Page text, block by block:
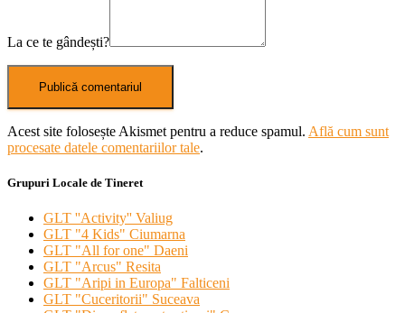
La ce te gândești?
Acest site folosește Akismet pentru a reduce spamul. Află cum sunt
procesate datele comentariilor tale.
Grupuri Locale de Tineret
GLT ''Activity'' Valiug
GLT "4 Kids" Ciumarna
GLT "All for one" Daeni
GLT "Arcus" Resita
GLT "Aripi in Europa" Falticeni
GLT "Cuceritorii" Suceava